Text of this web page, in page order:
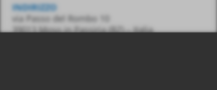
INDIRIZZO
via Passo del Rombo 10
39013 Moso in Passiria (BZ) – Italia